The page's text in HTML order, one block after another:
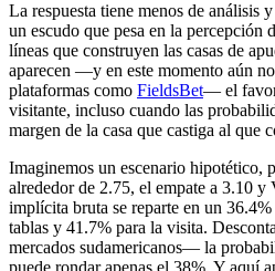
La respuesta tiene menos de análisis
un escudo que pesa en la percepción
líneas que construyen las casas de
aparecen —y en este momento aún
plataformas como FieldsBet— el
visitante, incluso cuando las
margen de la casa que castiga al que
Imaginemos un escenario hipotético,
alrededor de 2.75, el empate a 3.10
implícita bruta se reparte en un
tablas y 41.7% para la visita.
mercados sudamericanos— la